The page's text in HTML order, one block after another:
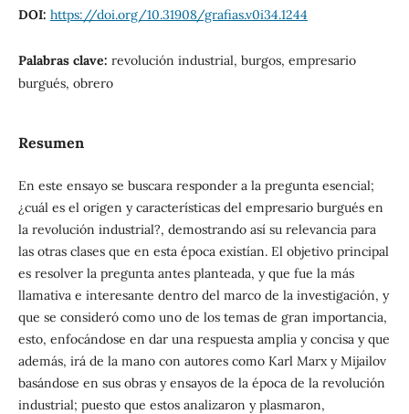
DOI: https://doi.org/10.31908/grafias.v0i34.1244
Palabras clave: revolución industrial, burgos, empresario
burgués, obrero
Resumen
En este ensayo se buscara responder a la pregunta esencial;
¿cuál es el origen y características del empresario burgués en
la revolución industrial?, demostrando así su relevancia para
las otras clases que en esta época existían. El objetivo principal
es resolver la pregunta antes planteada, y que fue la más
llamativa e interesante dentro del marco de la investigación, y
que se consideró como uno de los temas de gran importancia,
esto, enfocándose en dar una respuesta amplia y concisa y que
además, irá de la mano con autores como Karl Marx y Mijailov
basándose en sus obras y ensayos de la época de la revolución
industrial; puesto que estos analizaron y plasmaron,